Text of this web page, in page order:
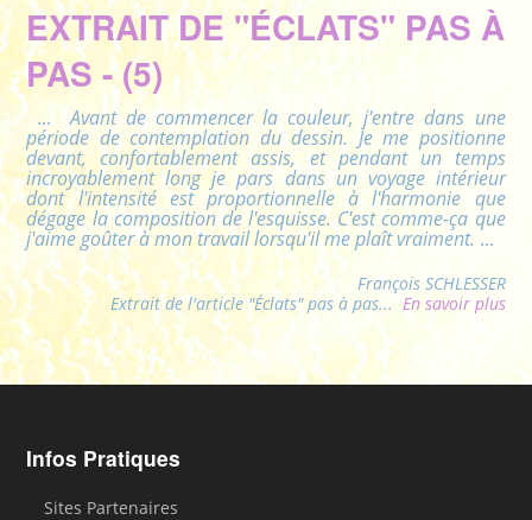
EXTRAIT DE "ÉCLATS" PAS À
PAS - (5)
... Avant de commencer la couleur, j'entre dans une
période de contemplation du dessin. Je me positionne
devant, confortablement assis, et pendant un temps
incroyablement long je pars dans un voyage intérieur
dont l'intensité est proportionnelle à l'harmonie que
dégage la composition de l'esquisse. C'est comme-ça que
j'aime goûter à mon travail lorsqu'il me plaît vraiment. ...
François SCHLESSER
Extrait de l'article "Éclats" pas à pas... En savoir plus
Infos Pratiques
Sites Partenaires